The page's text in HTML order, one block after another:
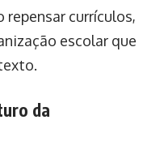
repensar currículos,
escolar que
da